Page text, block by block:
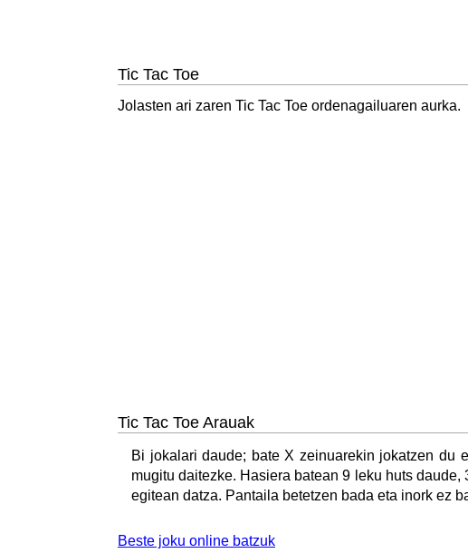
Tic Tac Toe
Jolasten ari zaren Tic Tac Toe ordenagailuaren aurka.
Tic Tac Toe Arauak
Bi jokalari daude; bate X zeinuarekin jokatzen du
mugitu daitezke. Hasiera batean 9 leku huts
egitean datza. Pantaila betetzen bada eta inork ez
Beste joku online batzuk